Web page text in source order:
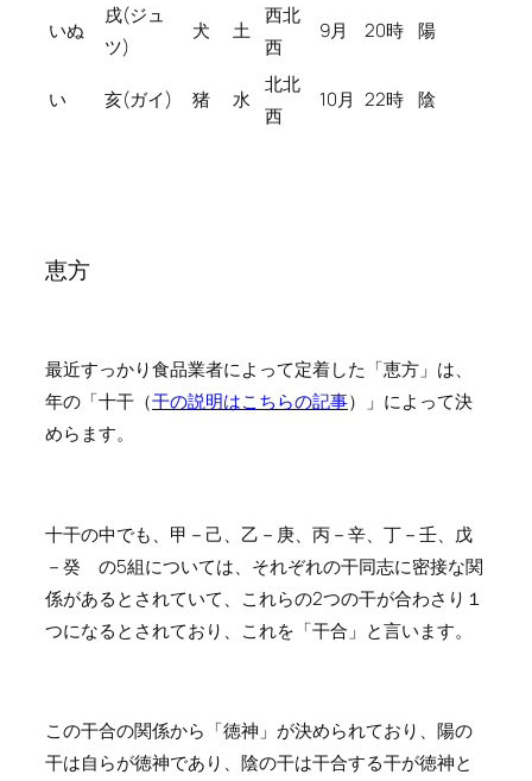
いぬ
戌(ジュ
ツ)
犬 土
西北
西
9月 20時 陽
い 亥(ガイ) 猪 水
北北
西
10月 22時 陰
恵方
最近すっかり食品業者によって定着した「恵方」は、
年の「十干（干の説明はこちらの記事）」によって決
めらます。
十干の中でも、甲－己、乙－庚、丙－辛、丁－壬、戊
－癸 の5組については、それぞれの干同志に密接な関
係があるとされていて、これらの2つの干が合わさり１
つになるとされており、これを「干合」と言います。
この干合の関係から「徳神」が決められており、陽の
干は自らが徳神であり、陰の干は干合する干が徳神と